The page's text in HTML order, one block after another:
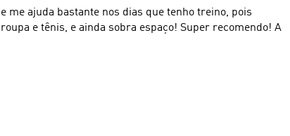
me ajuda bastante nos dias que tenho treino, pois
e tênis, e ainda sobra espaço! Super recomendo! A